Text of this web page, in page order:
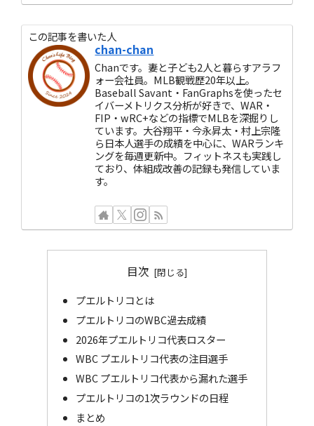
題を巡る過去の事例、プエルトリコの保険問題につ
この記事を書いた人
chan-chan
Chanです。妻と子ども2人と暮らすアラフ
ォー会社員。MLB観戦歴20年以上。
Baseball Savant・FanGraphsを使ったセ
イバーメトリクス分析が好きで、WAR・
FIP・wRC+などの指標でMLBを深掘りし
ています。大谷翔平・今永昇太・村上宗隆
ら日本人選手の成績を中心に、WARランキ
ングを毎週更新中。フィットネスも実践し
ており、体組成改善の記録も発信していま
す。
目次
プエルトリコとは
プエルトリコのWBC過去成績
2026年プエルトリコ代表ロスター
WBC プエルトリコ代表の注目選手
WBC プエルトリコ代表から漏れた選手
プエルトリコの1次ラウンドの日程
まとめ